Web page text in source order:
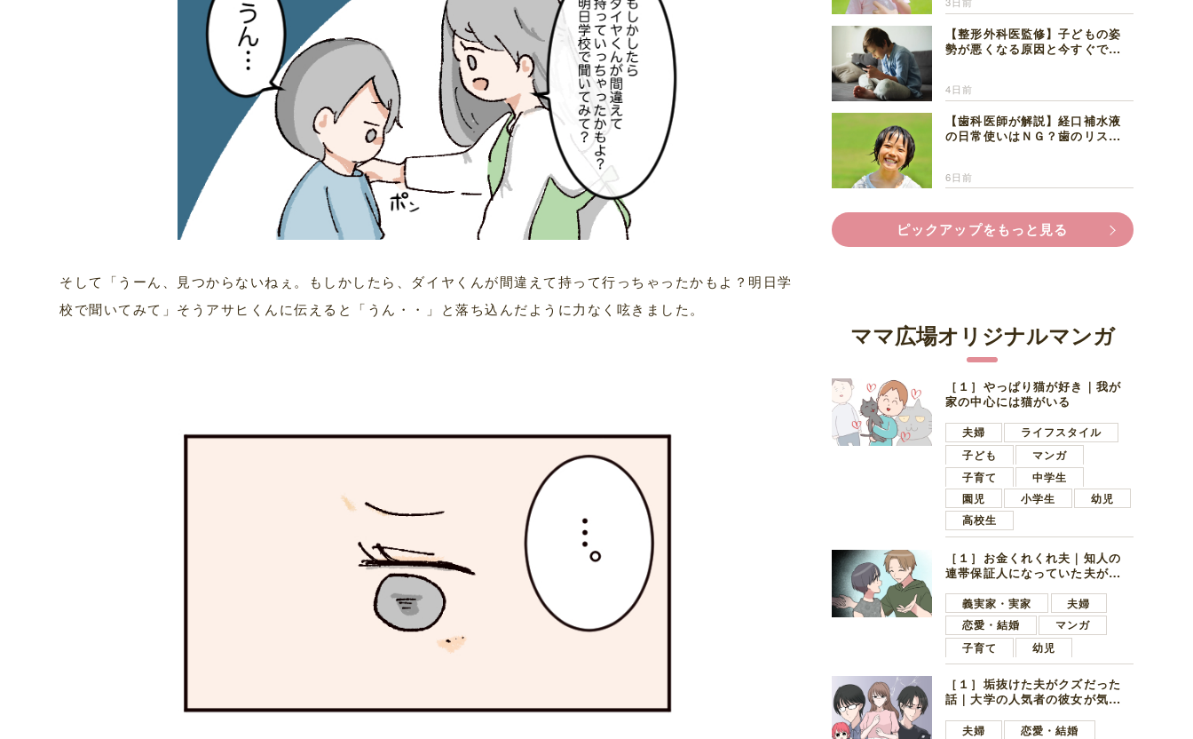
そして「うーん、見つからないねぇ。もしかしたら、ダイヤくんが間違えて持って行っちゃったかもよ？明日学
校で聞いてみて」そうアサヒくんに伝えると「うん・・」と落ち込んだように力なく呟きました。
【整形外科医監修】子どもの姿
勢が悪くなる原因と今すぐでき
4日前
【歯科医師が解説】経口補水液
の日常使いはＮＧ？歯のリスク
6日前
ピックアップをもっと見る
ママ広場オリジナルマンガ
［１］やっぱり猫が好き｜我が
家の中心には猫がいる
夫婦
ライフスタイル
子ども
マンガ
子育て
中学生
園児
小学生
幼児
高校生
［１］お金くれくれ夫｜知人の
連帯保証人になっていた夫が家
言ってきた
義実家・実家
夫婦
恋愛・結婚
マンガ
子育て
幼児
［１］垢抜けた夫がクズだった
話｜大学の人気者の彼女が気に
子学生
夫婦
恋愛・結婚